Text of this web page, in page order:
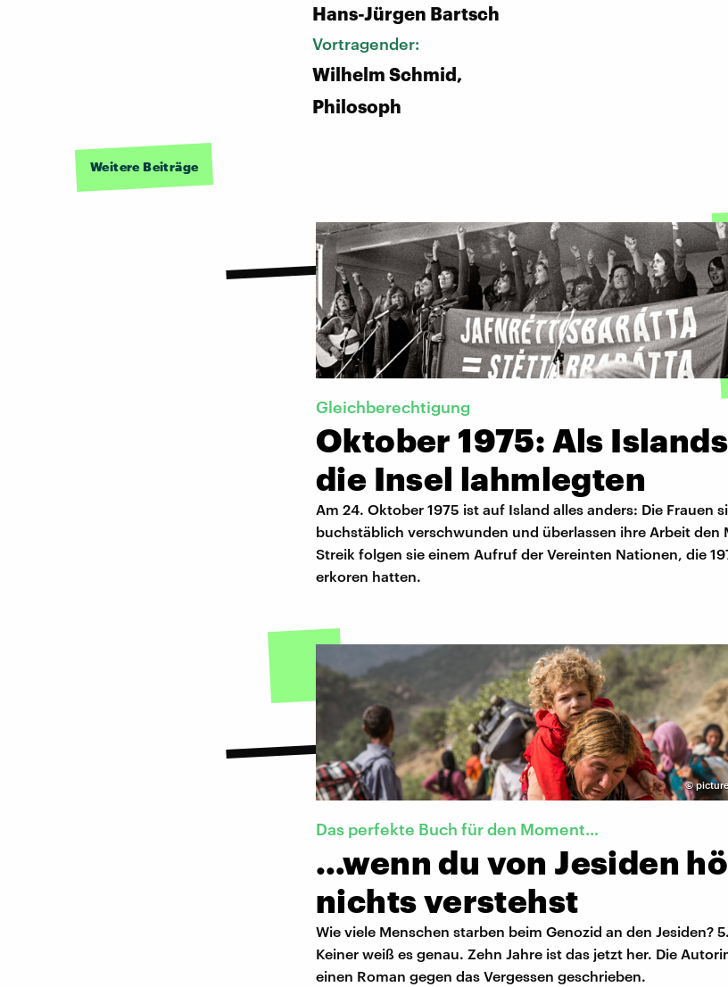
Hans-Jürgen Bartsch
Vortragender:
Wilhelm Schmid,
Philosoph
Weitere Beiträge
Gleichberechtigung
Oktober 1975: Als
die Insel lahmlegten
Am 24. Oktober 1975 ist auf Island alles anders: Die Frauen
buchstäblich verschwunden und überlassen ihre Arbeit den
Streik folgen sie einem Aufruf der Vereinten Nationen, die
erkoren hatten.
©
Das perfekte Buch für den Moment...
…wenn du von Jesiden
nichts verstehst
Wie viele Menschen starben beim Genozid an den Jesiden?
Keiner weiß es genau. Zehn Jahre ist das jetzt her. Die
einen Roman gegen das Vergessen geschrieben.